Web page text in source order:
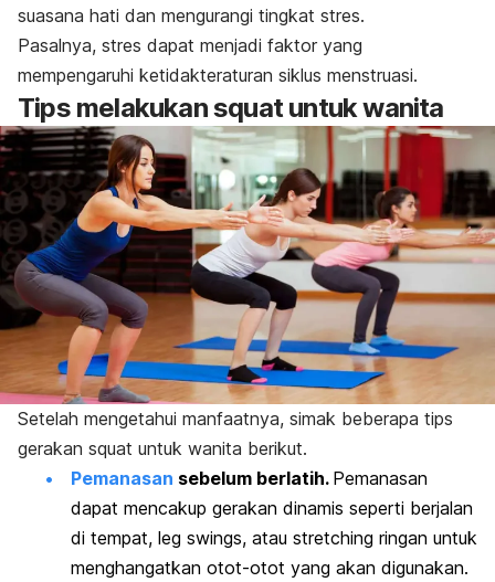
suasana hati dan mengurangi tingkat stres.
Pasalnya, stres dapat menjadi faktor yang
mempengaruhi ketidakteraturan siklus menstruasi.
Tips melakukansquatuntuk wanita
Setelah mengetahui manfaatnya, simak beberapa tips
gerakan squat untuk wanita berikut.
Pemanasan sebelum berlatih. Pemanasan
dapat mencakup gerakan dinamis seperti berjalan
di tempat, leg swings, atau stretching ringan untuk
menghangatkan otot-otot yang akan digunakan.